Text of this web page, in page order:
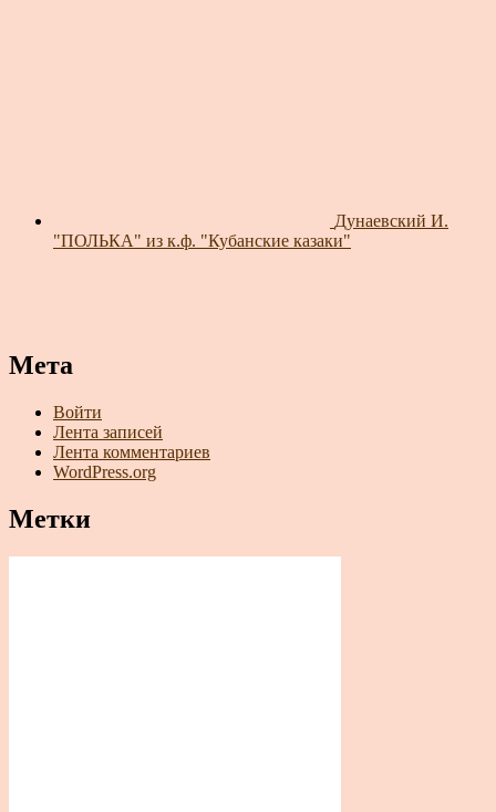
Дунаевский И.
"ПОЛЬКА" из к.ф. "Кубанские казаки"
Мета
Войти
Лента записей
Лента комментариев
WordPress.org
Метки